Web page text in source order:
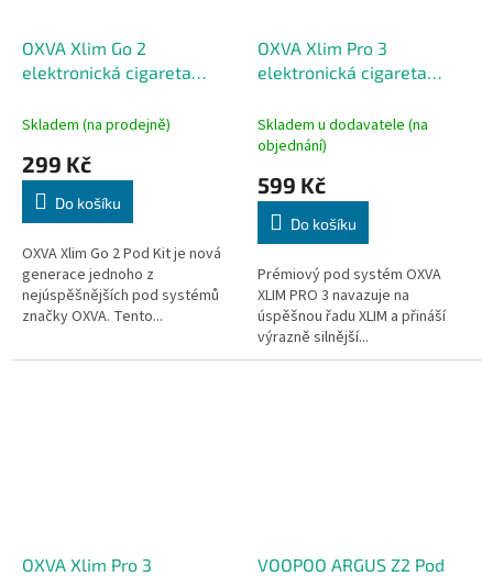
OXVA Xlim Go 2
elektronická cigareta
Skladem (na prodejně)
299 Kč
Do košíku
OXVA Xlim Go 2 Pod Kit je nová
generace jednoho z
nejúspěšnějších pod systémů
značky OXVA. Tento...
OXVA Xlim Pro 3
elektronická cigareta
Skladem u dodavatele (na
objednání)
599 Kč
Do košíku
Prémiový pod systém OXVA
XLIM PRO 3 navazuje na
úspěšnou řadu XLIM a přináší
výrazně silnější...
OXVA Xlim Pro 3
VOOPOO ARGUS Z2 Pod